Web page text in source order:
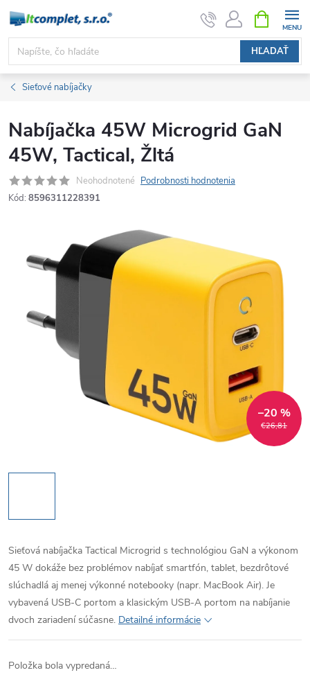
Prejsť
obsah
HĽADAŤ
KOŠÍK
Sieťové nabíjačky
Nabíjačka 45W Microgrid GaN
45W, Tactical, Žltá
Neohodnotené Podrobnosti hodnotenia
Kód: 8596311228391
€26,81
–20 %
Sieťová nabíjačka Tactical Microgrid s technológiou GaN a výkonom
45 W dokáže bez problémov nabíjať smartfón, tablet, bezdrôtové
slúchadlá aj menej výkonné notebooky (napr. MacBook Air). Je
vybavená USB-C portom a klasickým USB-A portom na nabíjanie
dvoch zariadení súčasne. Detailné informácie
Položka bola vypredaná…